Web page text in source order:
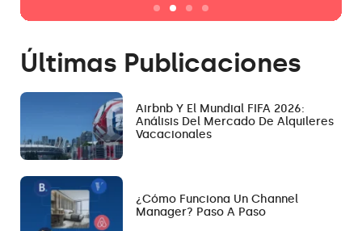
Últimas Publicaciones
Airbnb Y El Mundial FIFA 2026:
Análisis Del Mercado De Alquileres
Vacacionales
¿Cómo Funciona Un Channel
Manager? Paso A Paso